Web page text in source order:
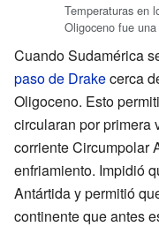
Temperaturas en
Oligoceno fue
Cuando Sudamérica
paso de Drakecerca
Oligoceno. Esto
circularan por primera
corriente Circumpolar
enfriamiento. Impidió
Antártida y permitió
continente que antes